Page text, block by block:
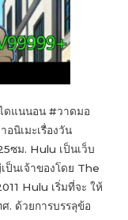
ดแนนอน #วาดมอ
นิเมะเรื่องวัน
ซม. Hulu เป็นเว็บ
ป็นเจ้าของโดย The
Hulu เริ่มที่จะ ให้
. ด้วยการบรรลุข้อ